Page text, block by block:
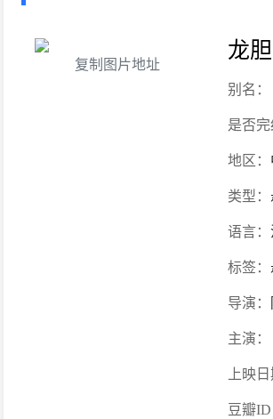
复制图片地址
龙
别名：
是否
地区：
类型：
语言：
标签：
导演：
主演：
上映
豆瓣